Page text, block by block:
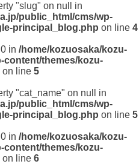
"slug" on null in
public_html/cms/wp-
principal_blog.php on line 4
in /home/kozuosaka/kozu-
content/themes/kozu-
on line 5
"cat_name" on null in
public_html/cms/wp-
principal_blog.php on line 5
in /home/kozuosaka/kozu-
content/themes/kozu-
on line 6